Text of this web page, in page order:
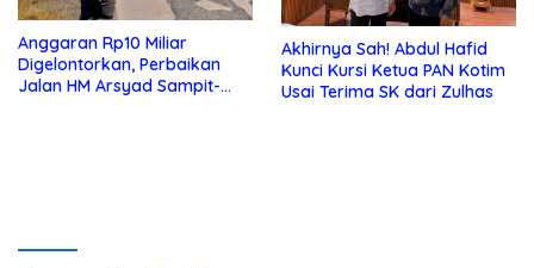
Anggaran Rp10 Miliar
Digelontorkan, Perbaikan
Jalan HM Arsyad Sampit-
Akhirnya Sah! Abdul Hafid
Kunci Kursi Ketua PAN Kotim
Usai Terima SK dari Zulhas